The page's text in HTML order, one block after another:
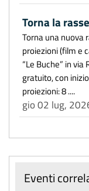
Torna la
Torna una nuova
proiezioni (film e
“Le Buche” in
gratuito, con
proiezioni: 8 ....
gio 02 lug,
Eventi